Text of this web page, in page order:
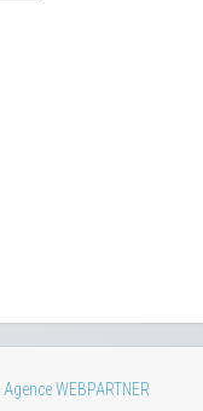
Agence WEBPARTNER